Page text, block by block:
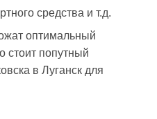
средства и т.д.
оптимальный
стоит попутный
в Луганск для